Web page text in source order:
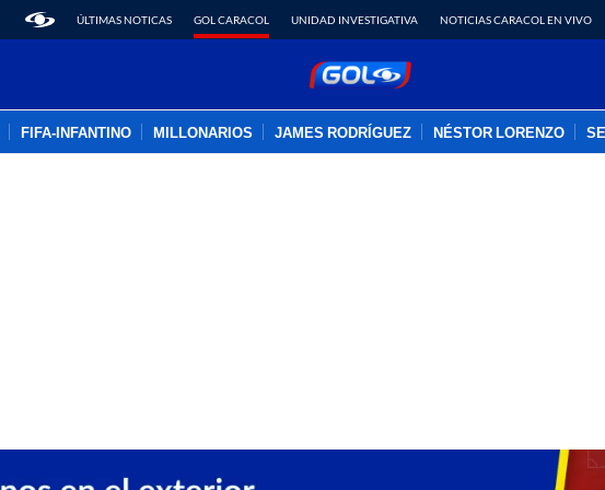
ÚLTIMAS NOTICAS GOL CARACOL UNIDAD INVESTIGATIVA NOTICIAS CARACOL EN VIVO
FIFA-INFANTINO MILLONARIOS JAMES RODRÍGUEZ NÉSTOR LORENZO